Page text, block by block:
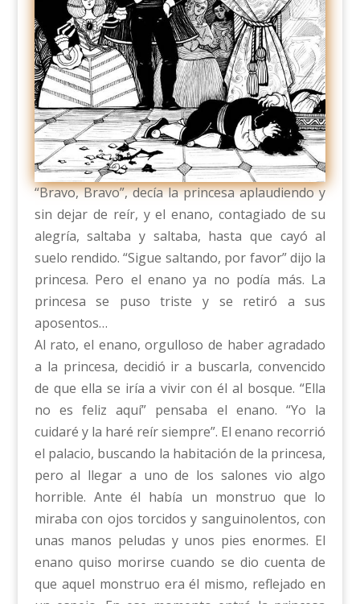
“Bravo, Bravo”, decía la princesa aplaudiendo y
sin dejar de reír, y el enano, contagiado de su
alegría, saltaba y saltaba, hasta que cayó al
suelo rendido. “Sigue saltando, por favor” dijo la
princesa. Pero el enano ya no podía más. La
princesa se puso triste y se retiró a sus
aposentos…
Al rato, el enano, orgulloso de haber agradado
a la princesa, decidió ir a buscarla, convencido
de que ella se iría a vivir con él al bosque. “Ella
no es feliz aquí” pensaba el enano. “Yo la
cuidaré y la haré reír siempre”. El enano recorrió
el palacio, buscando la habitación de la princesa,
pero al llegar a uno de los salones vio algo
horrible. Ante él había un monstruo que lo
miraba con ojos torcidos y sanguinolentos, con
unas manos peludas y unos pies enormes. El
enano quiso morirse cuando se dio cuenta de
que aquel monstruo era él mismo, reflejado en